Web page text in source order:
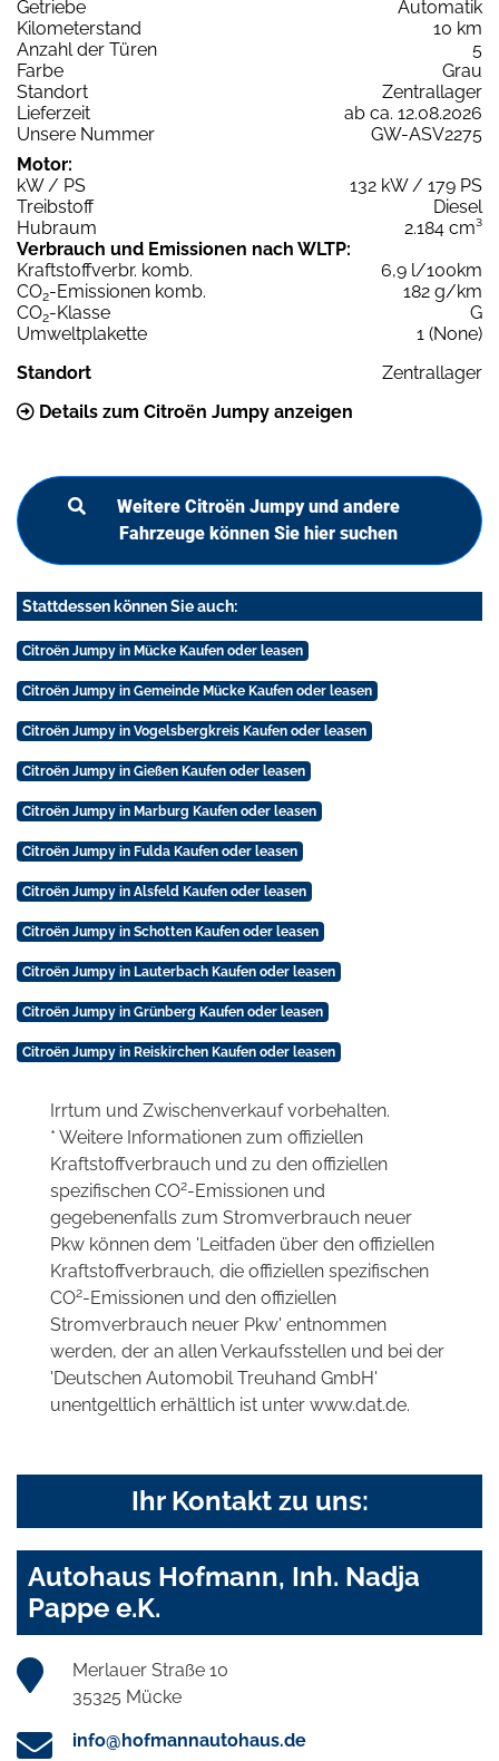
Getriebe
Automatik
Kilometerstand
10 km
Anzahl der Türen
5
Farbe
Grau
Standort
Zentrallager
Lieferzeit
ab ca. 12.08.2026
Unsere Nummer
GW-ASV2275
Motor:
kW / PS
132 kW / 179 PS
Treibstoff
Diesel
Hubraum
2.184 cm³
Verbrauch und Emissionen nach WLTP:
Kraftstoffverbr. komb.
6,9 l/100km
CO2-Emissionen komb.
182 g/km
CO2-Klasse
G
Umweltplakette
1 (None)
Standort
Zentrallager
Details zum Citroën Jumpy anzeigen
Weitere Citroën Jumpy und andere
Fahrzeuge können Sie hier suchen
Stattdessen können Sie auch:
Citroën Jumpy in Mücke Kaufen oder leasen
Citroën Jumpy in Gemeinde Mücke Kaufen oder leasen
Citroën Jumpy in Vogelsbergkreis Kaufen oder leasen
Citroën Jumpy in Gießen Kaufen oder leasen
Citroën Jumpy in Marburg Kaufen oder leasen
Citroën Jumpy in Fulda Kaufen oder leasen
Citroën Jumpy in Alsfeld Kaufen oder leasen
Citroën Jumpy in Schotten Kaufen oder leasen
Citroën Jumpy in Lauterbach Kaufen oder leasen
Citroën Jumpy in Grünberg Kaufen oder leasen
Citroën Jumpy in Reiskirchen Kaufen oder leasen
Irrtum und Zwischenverkauf vorbehalten.
* Weitere Informationen zum offiziellen
Kraftstoffverbrauch und zu den offiziellen
spezifischen CO2-Emissionen und
gegebenenfalls zum Stromverbrauch neuer
Pkw können dem 'Leitfaden über den offiziellen
Kraftstoffverbrauch, die offiziellen spezifischen
CO2-Emissionen und den offiziellen
Stromverbrauch neuer Pkw' entnommen
werden, der an allen Verkaufsstellen und bei der
'Deutschen Automobil Treuhand GmbH'
unentgeltlich erhältlich ist unter www.dat.de.
Ihr Kontakt zu uns:
Autohaus Hofmann, Inh. Nadja
Pappe e.K.
Merlauer Straße 10
35325 Mücke
info@hofmannautohaus.de